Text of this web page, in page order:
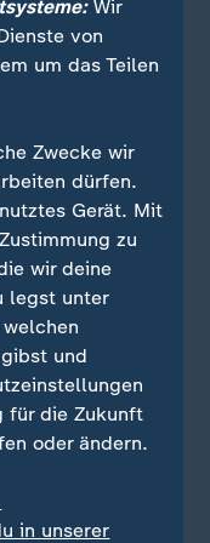
Albert-
noch nicht
erfasst werden
Bitte: "Bitte
Stelle. Sie
und
auch das
Gemeinde im
Pfalz
Wir
von
um das Teilen
Zwecke wir
dürfen.
Gerät. Mit
zu
wir deine
legst unter
und
für die Zukunft
oder ändern.
in unserer